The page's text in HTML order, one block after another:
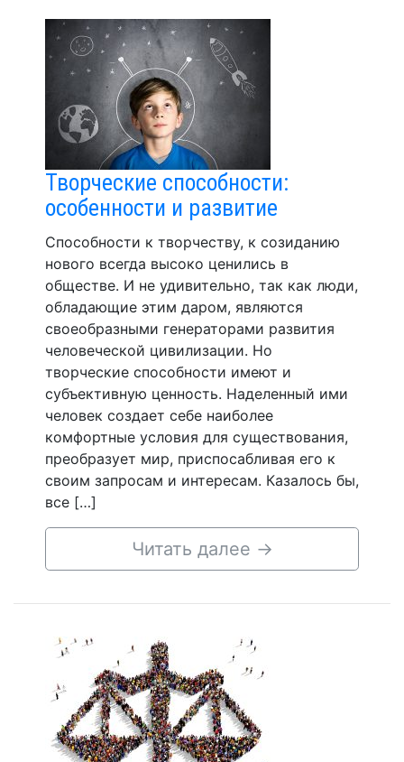
Творческие способности:
особенности и развитие
Способности к творчеству, к созиданию
нового всегда высоко ценились в
обществе. И не удивительно, так как люди,
обладающие этим даром, являются
своеобразными генераторами развития
человеческой цивилизации. Но
творческие способности имеют и
субъективную ценность. Наделенный ими
человек создает себе наиболее
комфортные условия для существования,
преобразует мир, приспосабливая его к
своим запросам и интересам. Казалось бы,
все […]
Читать далее →